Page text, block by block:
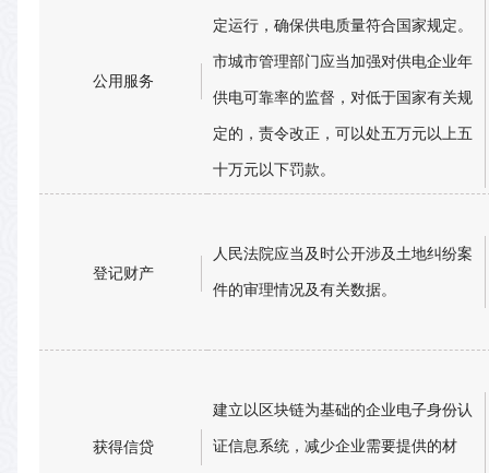
公用服务
定运行，确保供电质量符合国家规定。
市城市管理部门应当加强对供电企业年
供电可靠率的监督，对低于国家有关规
定的，责令改正，可以处五万元以上五
十万元以下罚款。
登记财产
人民法院应当及时公开涉及土地纠纷案
件的审理情况及有关数据。
获得信贷
建立以区块链为基础的企业电子身份认
证信息系统，减少企业需要提供的材